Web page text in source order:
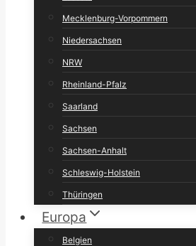
Mecklenburg-Vorpommern
Niedersachsen
NRW
Rheinland-Pfalz
Saarland
Sachsen
Sachsen-Anhalt
Schleswig-Holstein
Thüringen
Europa
Belgien